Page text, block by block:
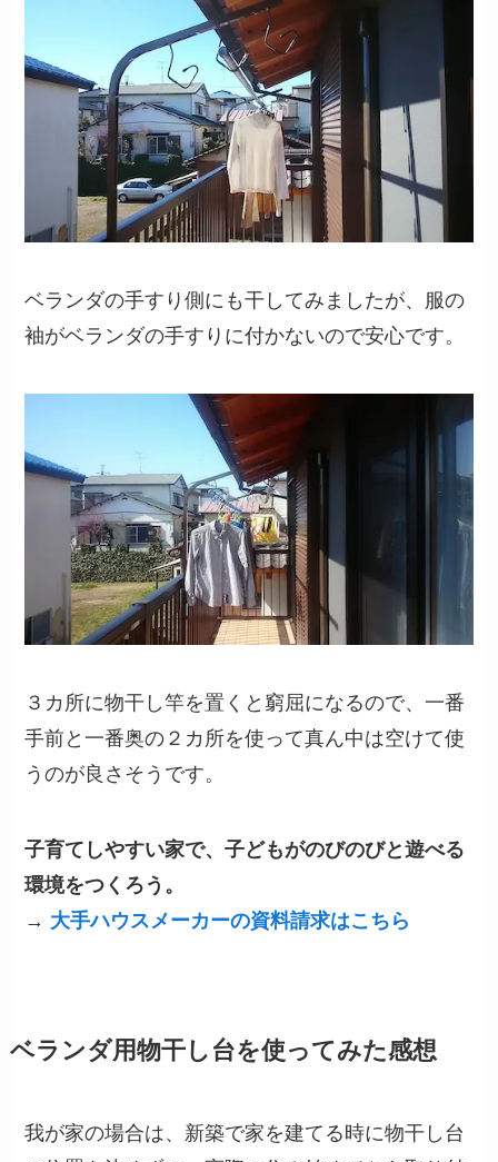
ベランダの手すり側にも干してみましたが、服の
袖がベランダの手すりに付かないので安心です。
３カ所に物干し竿を置くと窮屈になるので、一番
手前と一番奥の２カ所を使って真ん中は空けて使
うのが良さそうです。
子育てしやすい家で、子どもがのびのびと遊べる
環境をつくろう。
→ 大手ハウスメーカーの資料請求はこちら
ベランダ用物干し台を使ってみた感想
我が家の場合は、新築で家を建てる時に物干し台